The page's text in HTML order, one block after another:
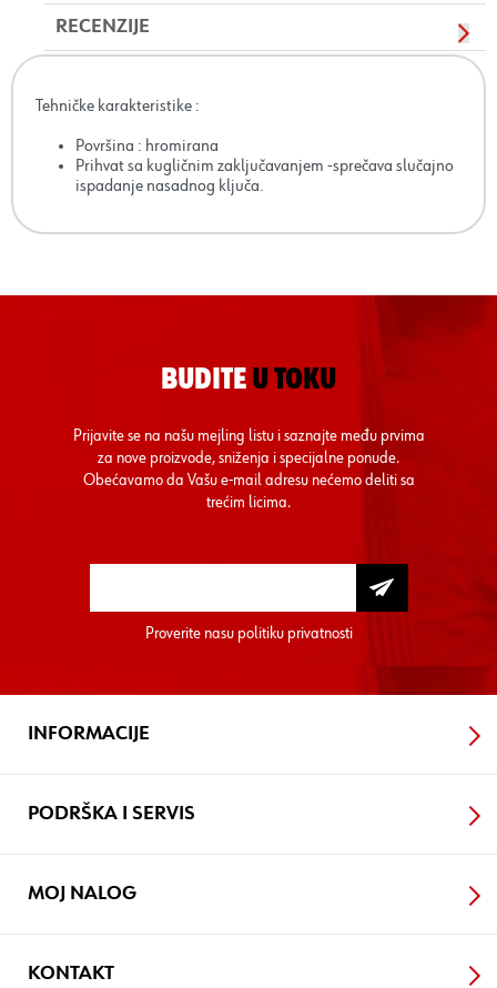
RECENZIJE
Tehničke karakteristike :
Površina : hromirana
Prihvat sa kugličnim zaključavanjem -sprečava slučajno
ispadanje nasadnog ključa.
BUDITE U TOKU
Prijavite se na našu mejling listu i saznajte među prvima
za nove proizvode, sniženja i specijalne ponude.
Obećavamo da Vašu e-mail adresu nećemo deliti sa
trećim licima.
Proverite nasu politiku privatnosti
INFORMACIJE
PODRŠKA I SERVIS
MOJ NALOG
KONTAKT